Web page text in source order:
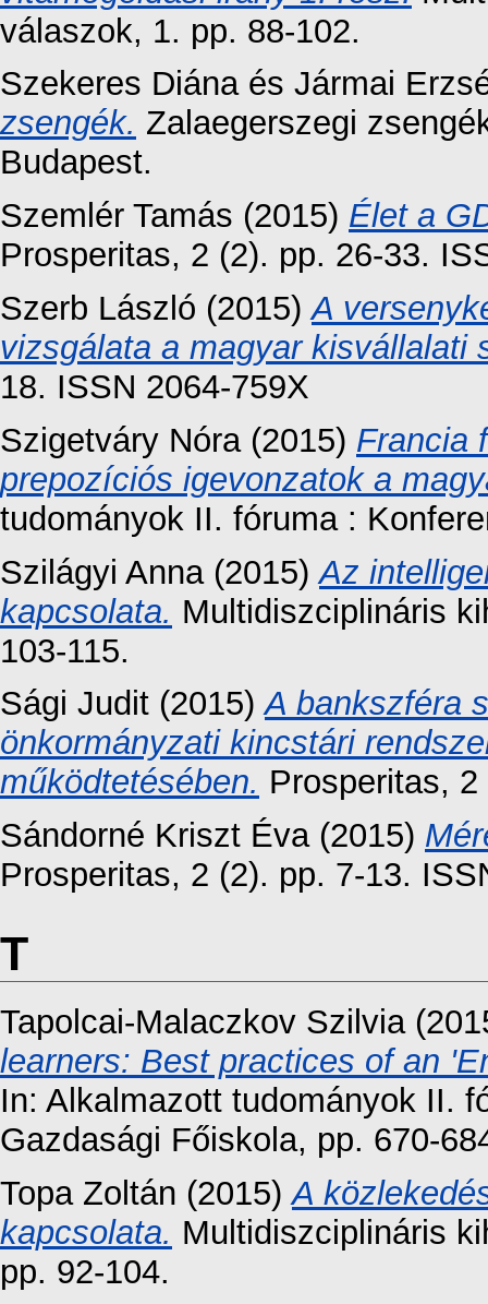
válaszok, 1. pp. 88-102.
Szekeres Diánaés Jármai
zsengék. Zalaegerszegi
Budapest.
Szemlér Tamás (2015) Élet a
Prosperitas, 2 (2). pp. 26-33.
Szerb László (2015)A
vizsgálata a magyar kisvállalati
18. ISSN 2064-759X
Szigetváry Nóra(2015) Francia
prepozíciós igevonzatok a
tudományok II. fóruma :
Szilágyi Anna(2015)Az
kapcsolata. Multidiszciplináris
103-115.
Sági Judit (2015)A bankszféra
önkormányzati kincstári
működtetésében. Prosperitas,
Sándorné Kriszt Éva(2015)
Prosperitas, 2 (2). pp. 7-13.
T
Tapolcai-Malaczkov Szilvia
learners: Best practices of an
In: Alkalmazott tudományok II.
Gazdasági Főiskola, pp. 670-
Topa Zoltán (2015)A
kapcsolata. Multidiszciplináris
pp. 92-104.